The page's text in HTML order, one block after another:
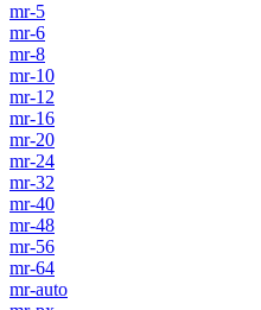
mr-5
mr-6
mr-8
mr-10
mr-12
mr-16
mr-20
mr-24
mr-32
mr-40
mr-48
mr-56
mr-64
mr-auto